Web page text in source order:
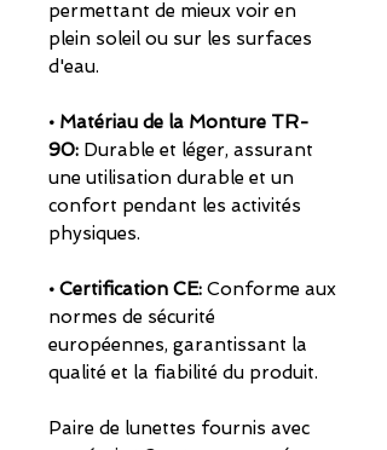
permettant de mieux voir en
plein soleil ou sur les surfaces
d'eau.
• Matériau de la Monture TR-
90: Durable et léger, assurant
une utilisation durable et un
confort pendant les activités
physiques.
• Certification CE: Conforme aux
normes de sécurité
européennes, garantissant la
qualité et la fiabilité du produit.
Paire de lunettes fournis avec